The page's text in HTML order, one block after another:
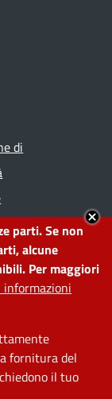
parti. Se non
alcune
Per maggiori
informazioni
fornitura del
il tuo
di
dei